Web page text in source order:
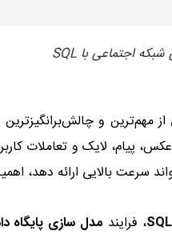
مهم‌ترین و
پیام، لایک و تعاملات
سرعت بالایی ارائه دهد،
SQL، فرایند مدل سازی پایگاه